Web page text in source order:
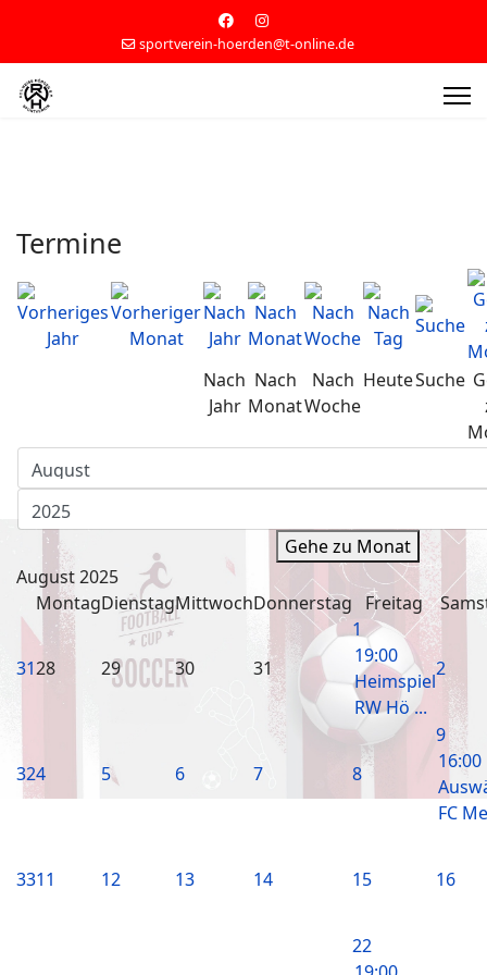
sportverein-hoerden@t-online.de
Termine
Nach
Jahr
Nach
Monat
Nach
Woche
HeuteSuche
Gehe zu Monat
August 2025
MontagDienstagMittwochDonnerstag Freitag
3128 29 30 31
1
19:00
Heimspiel
RW Hö ...
2
324 5 6 7 8
9
16:00
FC
3311 12 13 14 15 16
22